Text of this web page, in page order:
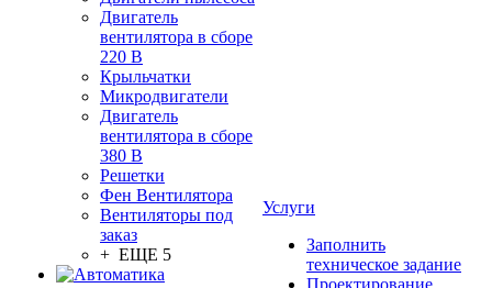
Двигатель
вентилятора в сборе
220 В
Крыльчатки
Микродвигатели
Двигатель
вентилятора в сборе
380 В
Решетки
Фен Вентилятора
Вентиляторы под
заказ
+ ЕЩЕ 5
Услуги
Заполнить
техническое задание
Проектирование